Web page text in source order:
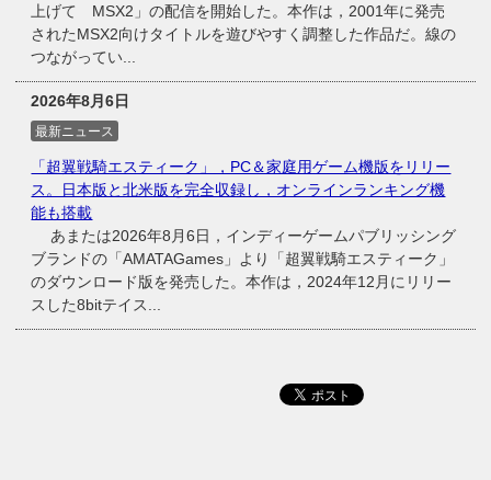
上げて MSX2」の配信を開始した。本作は，2001年に発売
されたMSX2向けタイトルを遊びやすく調整した作品だ。線の
つながってい...
2026年8月6日
最新ニュース
「超翼戦騎エスティーク」，PC＆家庭用ゲーム機版をリリー
ス。日本版と北米版を完全収録し，オンラインランキング機
能も搭載
あまたは2026年8月6日，インディーゲームパブリッシング
ブランドの「AMATAGames」より「超翼戦騎エスティーク」
のダウンロード版を発売した。本作は，2024年12月にリリー
スした8bitテイス...